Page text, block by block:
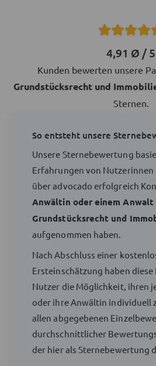
4,91 Ø / 5
Kunden bewerten unsere
Grundstücksrecht und
Sternen.
So entsteht unsere
Unsere Sternebewertung
Erfahrungen von
über advocado erfolgreich
Anwältin oder einem
Grundstücksrecht und
aufgenommen haben.
Nach Abschluss einer
Ersteinschätzung haben
Nutzer die Möglichkeit, ihren
oder ihre Anwältin individuell
allen abgegebenen
durchschnittlicher
der hier als Sternebewertung